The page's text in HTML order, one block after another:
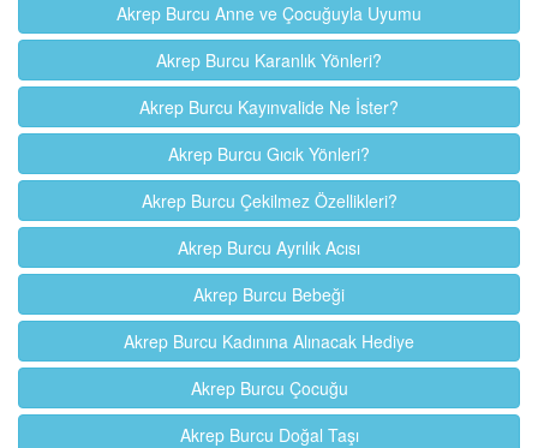
Akrep Burcu Anne ve Çocuğuyla Uyumu
Akrep Burcu Karanlık Yönleri?
Akrep Burcu Kayınvalide Ne İster?
Akrep Burcu Gıcık Yönleri?
Akrep Burcu Çekilmez Özellikleri?
Akrep Burcu Ayrılık Acısı
Akrep Burcu Bebeği
Akrep Burcu Kadınına Alınacak Hediye
Akrep Burcu Çocuğu
Akrep Burcu Doğal Taşı